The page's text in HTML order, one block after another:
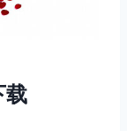
载